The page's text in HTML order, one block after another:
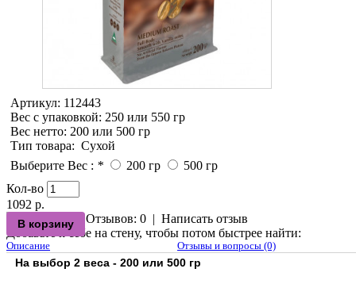
Артикул: 112443
Вес с упаковкой: 250 или 550 гр
Вес нетто: 200 или 500 гр
Тип товара: Сухой
Выберите Вес : * 200 гр
500 гр
Кол-во
1092 р.
Отзывов: 0 | Написать отзыв
Добавьте к себе на стену, чтобы потом быстрее найти:
Описание Отзывы и вопросы (0)
На выбор 2 веса - 200 или 500 гр